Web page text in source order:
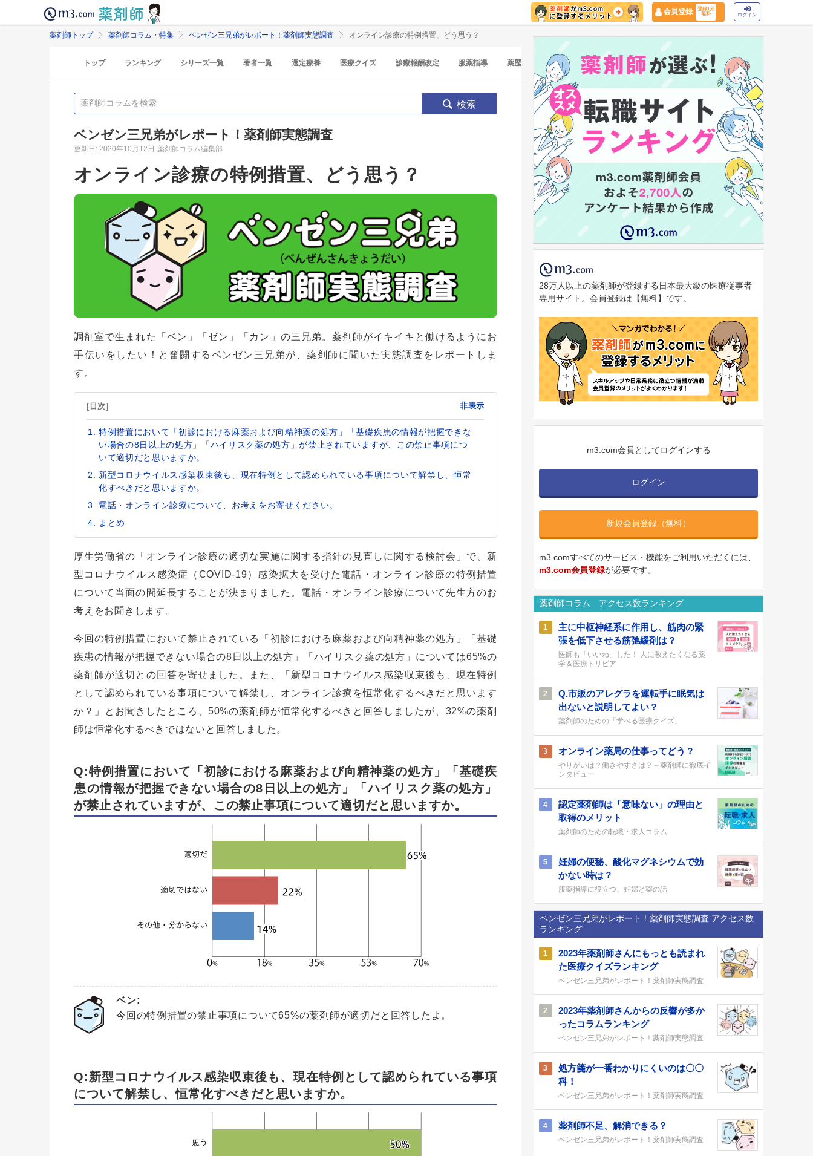
会員登録
登録1分
無料
ログイン
薬剤師トップ 薬剤師コラム・特集 ベンゼン三兄弟がレポート！薬剤師実態調査 オンライン診療の特例措置、どう思う？
トップ ランキング シリーズ一覧 著者一覧 選定療養 医療クイズ 診療報酬改定 服薬指導 薬歴 マイナ保険証
検索
ベンゼン三兄弟がレポート！薬剤師実態調査
更新日: 2020年10月12日 薬剤師コラム編集部
オンライン診療の特例措置、どう思う？
調剤室で生まれた「ベン」「ゼン」「カン」の三兄弟。薬剤師がイキイキと働けるようにお
手伝いをしたい！と奮闘するベンゼン三兄弟が、薬剤師に聞いた実態調査をレポートしま
す。
[目次] 非表示
特例措置において「初診における麻薬および向精神薬の処方」「基礎疾患の情報が把握できな
い場合の8日以上の処方」「ハイリスク薬の処方」が禁止されていますが、この禁止事項につ
いて適切だと思いますか。
新型コロナウイルス感染収束後も、現在特例として認められている事項について解禁し、恒常
化すべきだと思いますか。
電話・オンライン診療について、お考えをお寄せください。
まとめ
厚生労働省の「オンライン診療の適切な実施に関する指針の見直しに関する検討会」で、新
型コロナウイルス感染症（COVID-19）感染拡大を受けた電話・オンライン診療の特例措置
について当面の間延長することが決まりました。電話・オンライン診療について先生方のお
考えをお聞きします。
今回の特例措置において禁止されている「初診における麻薬および向精神薬の処方」「基礎
疾患の情報が把握できない場合の8日以上の処方」「ハイリスク薬の処方」については65%の
薬剤師が適切との回答を寄せました。また、「新型コロナウイルス感染収束後も、現在特例
として認められている事項について解禁し、オンライン診療を恒常化するべきだと思います
か？」とお聞きしたところ、50%の薬剤師が恒常化するべきと回答しましたが、32%の薬剤
師は恒常化するべきではないと回答しました。
Q:特例措置において「初診における麻薬および向精神薬の処方」「基礎疾
患の情報が把握できない場合の8日以上の処方」「ハイリスク薬の処方」
が禁止されていますが、この禁止事項について適切だと思いますか。
ベン:
今回の特例措置の禁止事項について65%の薬剤師が適切だと回答したよ。
Q:新型コロナウイルス感染収束後も、現在特例として認められている事項
について解禁し、恒常化すべきだと思いますか。
28万人以上の薬剤師が登録する日本最大級の医療従事者
専用サイト。会員登録は【無料】です。
m3.com会員としてログインする
ログイン
新規会員登録（無料）
m3.comすべてのサービス・機能をご利用いただくには、
m3.com会員登録が必要です。
薬剤師コラム アクセス数ランキング
1
主に中枢神経系に作用し、筋肉の緊
張を低下させる筋弛緩剤は？
医師も「いいね」した！ 人に教えたくなる薬
学＆医療トリビア
2
Q.市販のアレグラを運転手に眠気は
出ないと説明してよい？
薬剤師のための「学べる医療クイズ」
3 オンライン薬局の仕事ってどう？
やりがいは？働きやすさは？～薬剤師に徹底イ
ンタビュー
4
認定薬剤師は「意味ない」の理由と
取得のメリット
薬剤師のための転職・求人コラム
5
妊婦の便秘、酸化マグネシウムで効
かない時は？
服薬指導に役立つ、妊婦と薬の話
ベンゼン三兄弟がレポート！薬剤師実態調査 アクセス数
ランキング
1
2023年薬剤師さんにもっとも読まれ
た医療クイズランキング
ベンゼン三兄弟がレポート！薬剤師実態調査
2
2023年薬剤師さんからの反響が多か
ったコラムランキング
ベンゼン三兄弟がレポート！薬剤師実態調査
3
処方箋が一番わかりにくいのは〇〇
科！
ベンゼン三兄弟がレポート！薬剤師実態調査
4 薬剤師不足、解消できる？
ベンゼン三兄弟がレポート！薬剤師実態調査